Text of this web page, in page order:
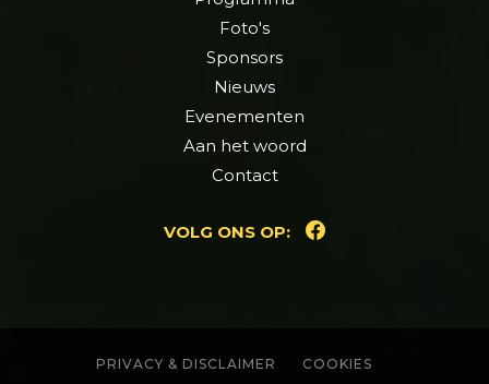
Foto's
Sponsors
Nieuws
Evenementen
Aan het woord
Contact
VOLG ONS OP:
PRIVACY & DISCLAIMER COOKIES